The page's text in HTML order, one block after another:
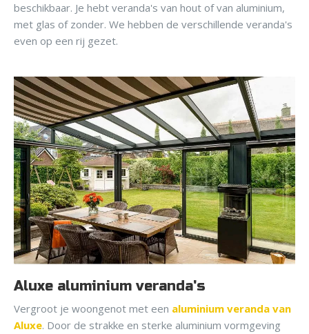
beschikbaar. Je hebt veranda's van hout of van aluminium,
met glas of zonder. We hebben de verschillende veranda's
even op een rij gezet.
Aluxe aluminium veranda's
Vergroot je woongenot met een aluminium veranda van
Aluxe. Door de strakke en sterke aluminium vormgeving